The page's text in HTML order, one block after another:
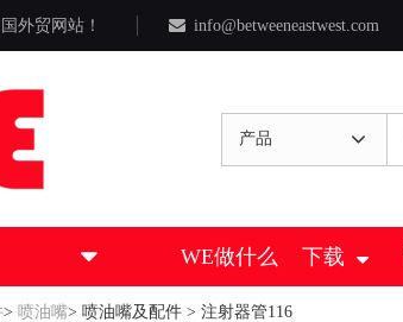
外贸网站！ info@betweeneastwest.com
产品
WE做什么 下载
> 喷油嘴> 喷油嘴及配件 > 注射器管116